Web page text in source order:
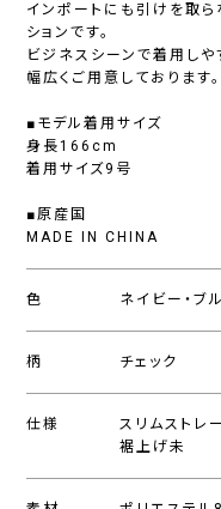
インポートにも引けを取
ションです。
ビジネスシーンで着用し
幅広くご用意しております。
■モデル着用サイズ
身長166cm
着用サイズ9号
■原産国
MADE IN CHINA
色 ネイビー・ブ
柄 チェック
仕様
スリムストレ
裾上げ未